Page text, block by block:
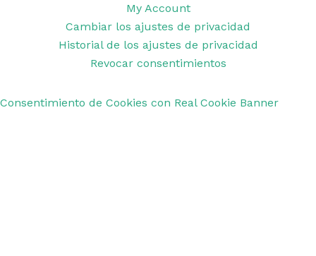
My Account
Cambiar los ajustes de privacidad
Historial de los ajustes de privacidad
Revocar consentimientos
Consentimiento de Cookies con Real Cookie Banner